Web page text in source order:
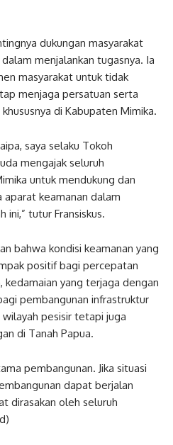
dukungan masyarakat
menjalankan tugasnya. Ia
masyarakat untuk tidak
menjaga persatuan serta
di Kabupaten Mimika.
saya selaku Tokoh
mengajak seluruh
untuk mendukung dan
aparat keamanan dalam
ini,” tutur Fransiskus.
bahwa kondisi keamanan yang
positif bagi percepatan
kedamaian yang terjaga dengan
pembangunan infrastruktur
pesisir tetapi juga
di Tanah Papua.
pembangunan. Jika situasi
dapat berjalan
dirasakan oleh seluruh